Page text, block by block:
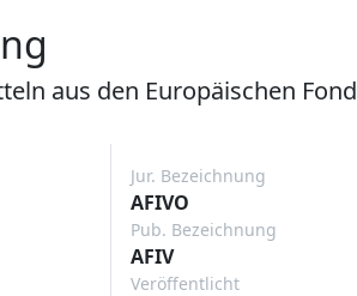
aus den Europäischen
Jur. Bezeichnung
AFIVO
Pub. Bezeichnung
AFIV
Veröffentlicht